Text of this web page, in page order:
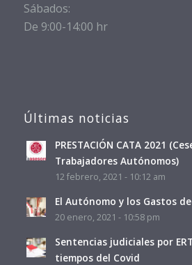
Sábados:
De 9:00-14:00 hr
Últimas noticias
PRESTACIÓN CATA 2021
Trabajadores Autónomos)
12 febrero, 2021 - 10:12 am
El Autónomo y los Gastos
20 enero, 2021 - 10:58 pm
Sentencias judiciales por
tiempos del Covid